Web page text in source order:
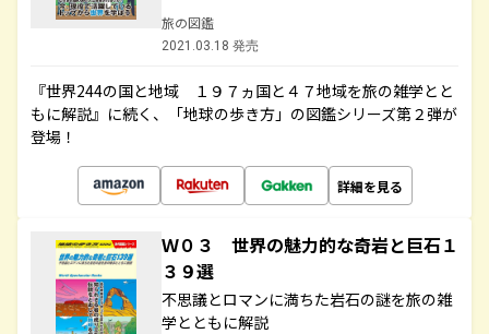
旅の図鑑
2021.03.18 発売
『世界244の国と地域 １９７ヵ国と４７地域を旅の雑学とと
もに解説』に続く、「地球の歩き方」の図鑑シリーズ第２弾が
登場！
詳細を見る
Ｗ０３ 世界の魅力的な奇岩と巨石１
３９選
不思議とロマンに満ちた岩石の謎を旅の雑
学とともに解説